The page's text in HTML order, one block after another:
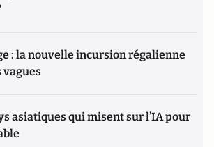
: la nouvelle incursion régalienne
asiatiques qui misent sur l’IA pour